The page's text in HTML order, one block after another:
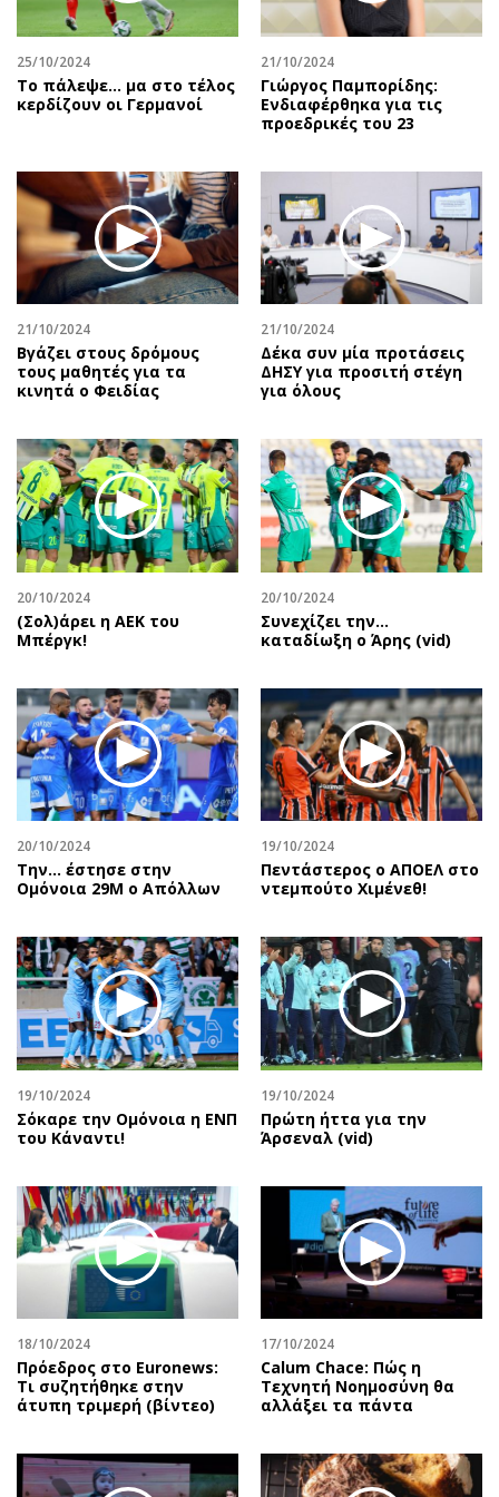
Περιβάλλον
Ελλάδα
Κόσμος
Παράξενα
Σινεμά
Θέατρο-Χορός
Μουσική
Εικαστικά
Βιβλίο
Χειρόγραφα
Ταξίδια
Συνταγές
Έξοδος
Media
Εκπομπές
Wine routes
Podcasts
Uncut
Προσφορές
Προσωπικότητες στην ''Κ''
Επιστολές
25/10/2024
Το πάλεψε... μα στο τέλος
κερδίζουν οι Γερμανοί
21/10/2024
Γιώργος Παμπορίδης:
Ενδιαφέρθηκα για τις
προεδρικές του 23
21/10/2024
Βγάζει στους δρόμους
τους μαθητές για τα
κινητά ο Φειδίας
21/10/2024
Δέκα συν μία προτάσεις
ΔΗΣΥ για προσιτή στέγη
για όλους
20/10/2024
(Σολ)άρει η ΑΕΚ του
Μπέργκ!
20/10/2024
Συνεχίζει την…
καταδίωξη ο Άρης (vid)
20/10/2024
Την… έστησε στην
Ομόνοια 29Μ ο Απόλλων
19/10/2024
Πεντάστερος ο ΑΠΟΕΛ στο
ντεμπούτο Χιμένεθ!
19/10/2024
Σόκαρε την Ομόνοια η ΕΝΠ
του Κάναντι!
19/10/2024
Πρώτη ήττα για την
Άρσεναλ (vid)
18/10/2024
Πρόεδρος στο Euronews:
Τι συζητήθηκε στην
άτυπη τριμερή (βίντεο)
17/10/2024
Calum Chace: Πώς η
Τεχνητή Νοημοσύνη θα
αλλάξει τα πάντα